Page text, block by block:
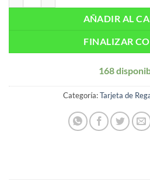
AÑADIR AL
FINALIZAR
168
Categoría:Tarjeta de